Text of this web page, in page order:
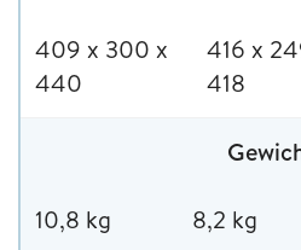
409 x 300 x
440
416 x
418
10,8 kg 8,2 kg